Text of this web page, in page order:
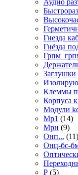
Гнезда
Гнёзда
Заглушки
Клеммы
Корпуса
Модули
Мр1 (14)
Мрн (9)
Онп... (11)
Онц-бс-
Р (5)